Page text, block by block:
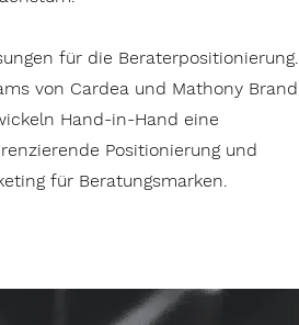
für die Beraterpositionierung.
von Cardea und Mathony Brand
Hand-in-Hand eine
Positionierung und
für Beratungsmarken.